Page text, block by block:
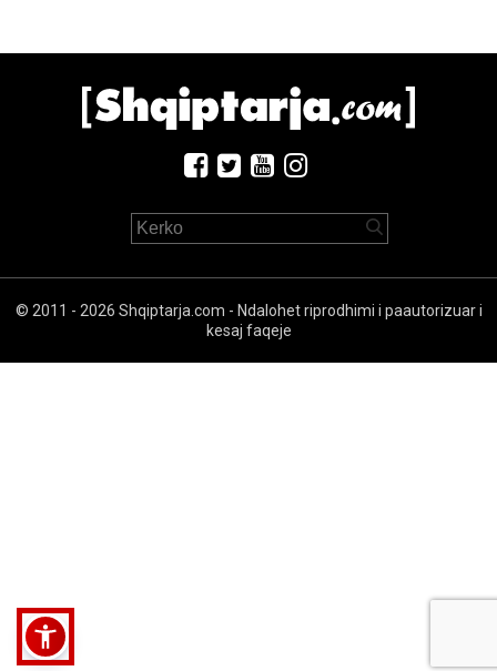
© 2011 - 2026 Shqiptarja.com - Ndalohet riprodhimi i paautorizuar i
kesaj faqeje